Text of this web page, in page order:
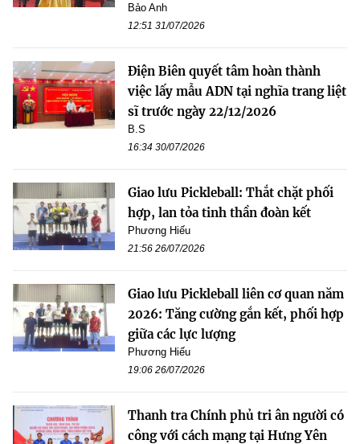
Bảo Anh
12:51 31/07/2026
Điện Biên quyết tâm hoàn thành
việc lấy mẫu ADN tại nghĩa trang liệt
sĩ trước ngày 22/12/2026
B.S
16:34 30/07/2026
Giao lưu Pickleball: Thắt chặt phối
hợp, lan tỏa tinh thần đoàn kết
Phương Hiếu
21:56 26/07/2026
Giao lưu Pickleball liên cơ quan năm
2026: Tăng cường gắn kết, phối hợp
giữa các lực lượng
Phương Hiếu
19:06 26/07/2026
Thanh tra Chính phủ tri ân người có
công với cách mạng tại Hưng Yên